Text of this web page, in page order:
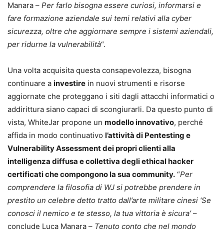
Manara – Per farlo bisogna essere curiosi, informarsi e
fare formazione aziendale sui temi relativi alla cyber
sicurezza, oltre che aggiornare sempre i sistemi aziendali,
per ridurne la vulnerabilità“.
Una volta acquisita questa consapevolezza, bisogna
continuare a investire in nuovi strumenti e risorse
aggiornate che proteggano i siti dagli attacchi informatici o
addirittura siano capaci di scongiurarli. Da questo punto di
vista, WhiteJar propone un modello innovativo, perché
affida in modo continuativo l’attività di Pentesting e
Vulnerability Assessment dei propri clienti alla
intelligenza diffusa e collettiva degli ethical hacker
certificati che compongono la sua community. “Per
comprendere la filosofia di WJ si potrebbe prendere in
prestito un celebre detto tratto dall’arte militare cinesi ‘Se
conosci il nemico e te stesso, la tua vittoria è sicura’–
conclude Luca Manara – Tenuto conto che nel mondo